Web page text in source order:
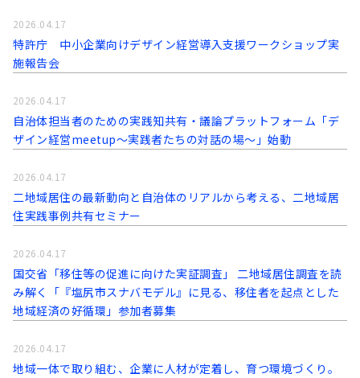
特許庁 中小企業向けデザイン経営導入支援ワークショップ実
施報告会
2026.04.17
自治体担当者のための実践知共有・議論プラットフォーム「デ
ザイン経営meetup～実践者たちの対話の場～」始動
2026.04.17
二地域居住の最新動向と自治体のリアルから考える、二地域居
住実践事例共有セミナー
2026.04.17
国交省「移住等の促進に向けた実証調査」 二地域居住調査を読
み解く「『塩尻市スナバモデル』に見る、移住者を起点とした
地域経済の好循環」参加者募集
2026.04.17
地域一体で取り組む、企業に人材が定着し、育つ環境づくり。
2026.04.17